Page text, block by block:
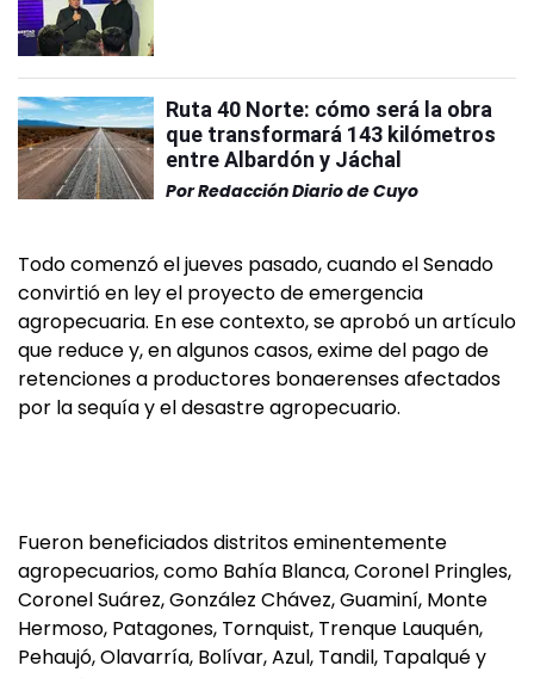
Ruta 40 Norte: cómo será la obra
que transformará 143 kilómetros
entre Albardón y Jáchal
PorRedacción Diario de Cuyo
Todo comenzó el jueves pasado, cuando el Senado
convirtió en ley el proyecto de emergencia
agropecuaria. En ese contexto, se aprobó un artículo
que reduce y, en algunos casos, exime del pago de
retenciones a productores bonaerenses afectados
por la sequía y el desastre agropecuario.
Fueron beneficiados distritos eminentemente
agropecuarios, como Bahía Blanca, Coronel Pringles,
Coronel Suárez, González Chávez, Guaminí, Monte
Hermoso, Patagones, Tornquist, Trenque Lauquén,
Pehaujó, Olavarría, Bolívar, Azul, Tandil, Tapalqué y